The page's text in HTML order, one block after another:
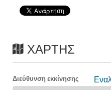
ΧΆΡΤΗΣ
Διεύθυνση εκκίνησης